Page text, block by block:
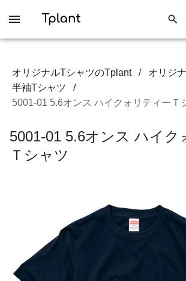
オリジナルTシャツのTplant / オリジ
半袖Tシャツ
/
5001-01 5.6オンス ハイクォリティーＴ
5001-01 5.6オンス ハイク
Ｔシャツ